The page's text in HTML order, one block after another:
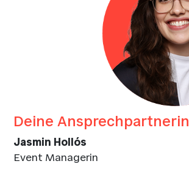
Deine Ansprechpartnerin
Jasmin Hollós
Event Managerin